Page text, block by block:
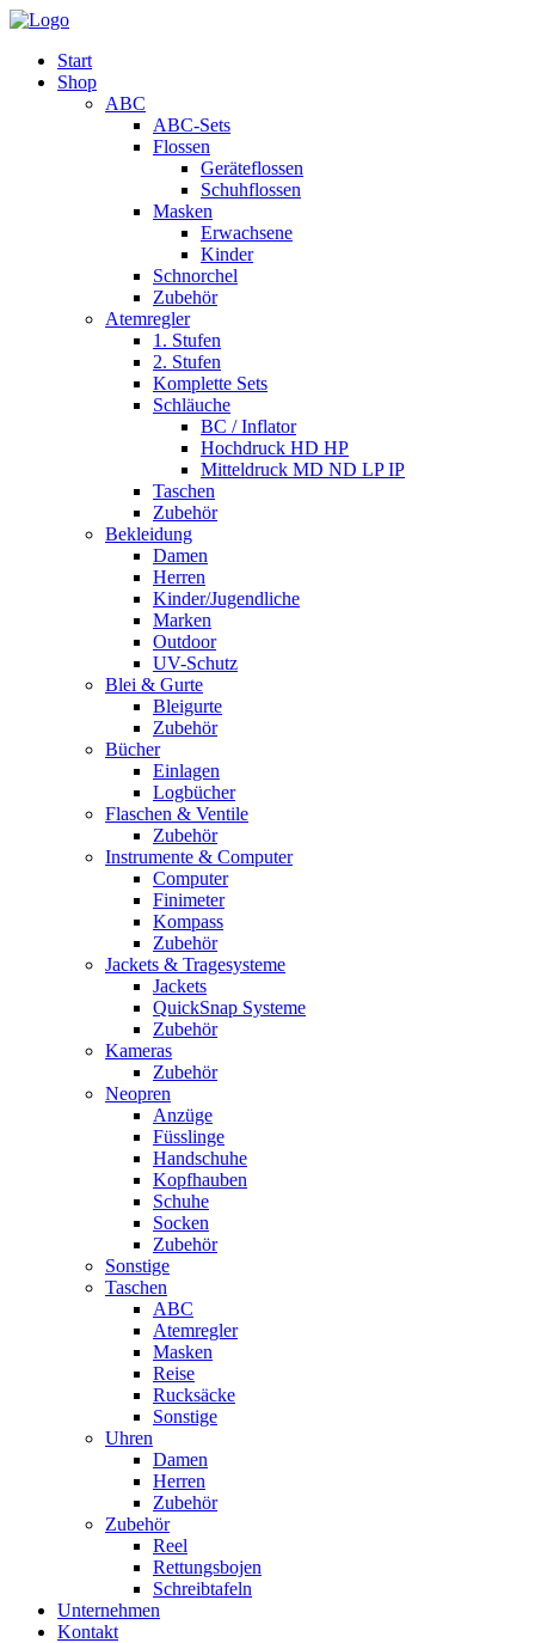
Start
Shop
ABC
ABC-Sets
Flossen
Geräteflossen
Schuhflossen
Masken
Erwachsene
Kinder
Schnorchel
Zubehör
Atemregler
1. Stufen
2. Stufen
Komplette Sets
Schläuche
BC / Inflator
Hochdruck HD HP
Mitteldruck MD ND LP IP
Taschen
Zubehör
Bekleidung
Damen
Herren
Kinder/Jugendliche
Marken
Outdoor
UV-Schutz
Blei & Gurte
Bleigurte
Zubehör
Bücher
Einlagen
Logbücher
Flaschen & Ventile
Zubehör
Instrumente & Computer
Computer
Finimeter
Kompass
Zubehör
Jackets & Tragesysteme
Jackets
QuickSnap Systeme
Zubehör
Kameras
Zubehör
Neopren
Anzüge
Füsslinge
Handschuhe
Kopfhauben
Schuhe
Socken
Zubehör
Sonstige
Taschen
ABC
Atemregler
Masken
Reise
Rucksäcke
Sonstige
Uhren
Damen
Herren
Zubehör
Zubehör
Reel
Rettungsbojen
Schreibtafeln
Unternehmen
Kontakt